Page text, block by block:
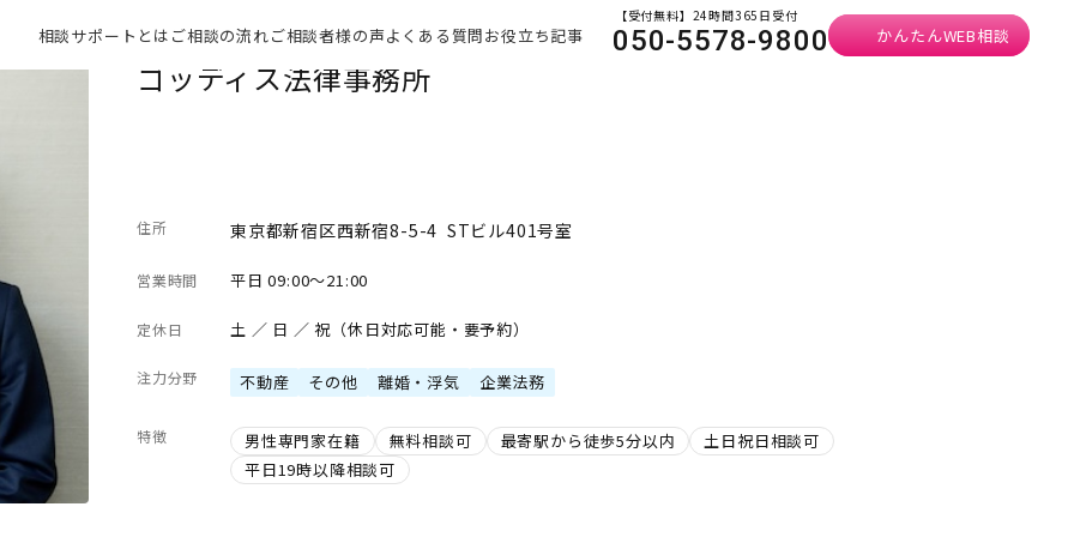
相談サポートとは ご相談の流れご相談者様の声よくある質問お役立ち記事
【受付無料】24時間365日受付
050-5578-9800 かんたんWEB相談
ゴッディス法律事務所
住所 東京都新宿区西新宿8-5-4 STビル401号室
営業時間 平日 09:00～21:00
定休日 土 ／ 日 ／ 祝（休日対応可能・要予約）
注力分野 不動産 その他 離婚・浮気 企業法務
特徴 男性専門家在籍 無料相談可 最寄駅から徒歩5分以内
土日祝日相談可
平日19時以降相談可